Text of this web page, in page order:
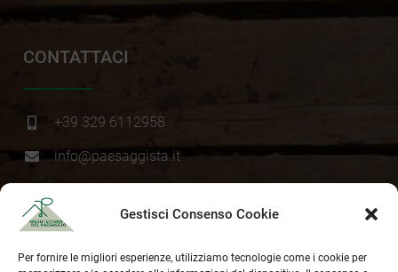
Gestisci Consenso Cookie
Per fornire le migliori esperienze, utilizziamo tecnologie come i cookie per
CONTATTACI
+39 329 6112958
info@paesaggista.it
Cookie Policy